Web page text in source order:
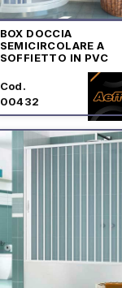
BOX DOCCIA
SEMICIRCOLARE A
SOFFIETTO IN PVC
Cod.
00432